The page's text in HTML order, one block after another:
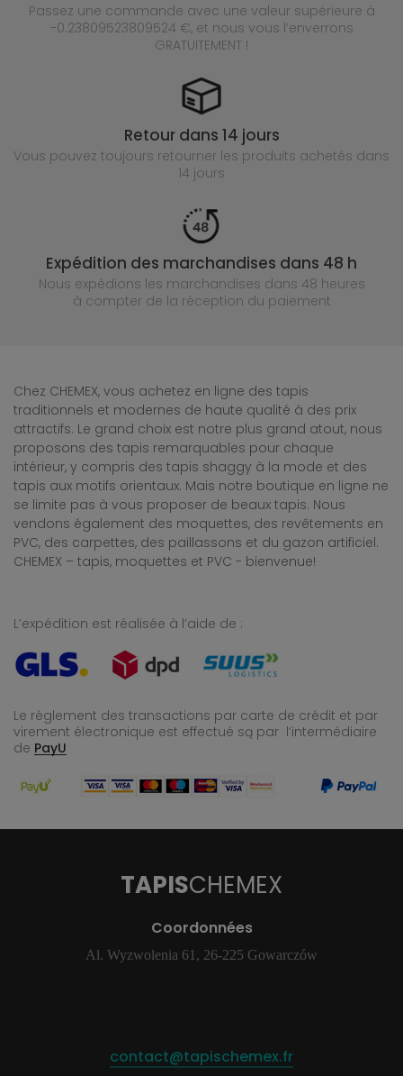
Passez une commande avec une valeur supérieure à
-0.23809523809524 €, et nous vous l’enverrons
GRATUITEMENT !
Retour dans 14 jours
Vous pouvez toujours retourner les produits achetés dans
14 jours
Expédition des marchandises dans 48 h
Nous expédions les marchandises dans 48 heures
à compter de la réception du paiement
Chez CHEMEX, vous achetez en ligne des tapis
traditionnels et modernes de haute qualité à des prix
attractifs. Le grand choix est notre plus grand atout, nous
proposons des tapis remarquables pour chaque
intérieur, y compris des tapis shaggy à la mode et des
tapis aux motifs orientaux. Mais notre boutique en ligne ne
se limite pas à vous proposer de beaux tapis. Nous
vendons également des moquettes, des revêtements en
PVC, des carpettes, des paillassons et du gazon artificiel.
CHEMEX – tapis, moquettes et PVC - bienvenue!
L’expédition est réalisée à l’aide de :
Le règlement des transactions par carte de crédit et par
virement électronique est effectué są par l’intermédiaire
de PayU
TAPISCHEMEX
Coordonnées
Al. Wyzwolenia 61, 26-225 Gowarczów
contact@tapischemex.fr